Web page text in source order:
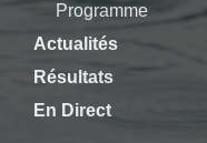
Programme
Actualités
Résultats
En Direct